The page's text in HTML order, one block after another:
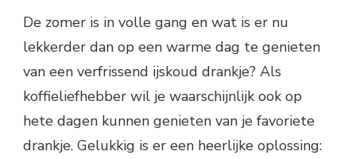
De zomer is in volle gang en wat is er nu
lekkerder dan op een warme dag te genieten
van een verfrissend ijskoud drankje? Als
koffieliefhebber wil je waarschijnlijk ook op
hete dagen kunnen genieten van je favoriete
drankje. Gelukkig is er een heerlijke oplossing: